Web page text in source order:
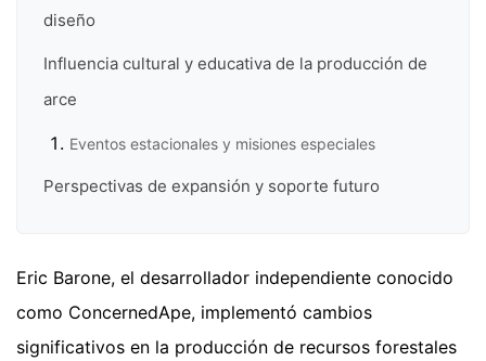
diseño
Influencia cultural y educativa de la producción de
arce
Eventos estacionales y misiones especiales
Perspectivas de expansión y soporte futuro
Eric Barone, el desarrollador independiente conocido
como ConcernedApe, implementó cambios
significativos en la producción de recursos forestales